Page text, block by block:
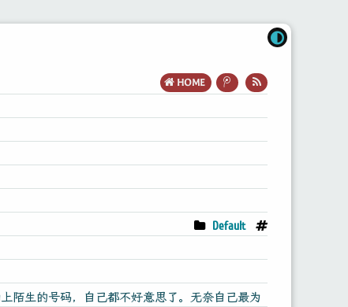
HOME
Default
陌生的号码，自己都不好意思了。无奈自己最为